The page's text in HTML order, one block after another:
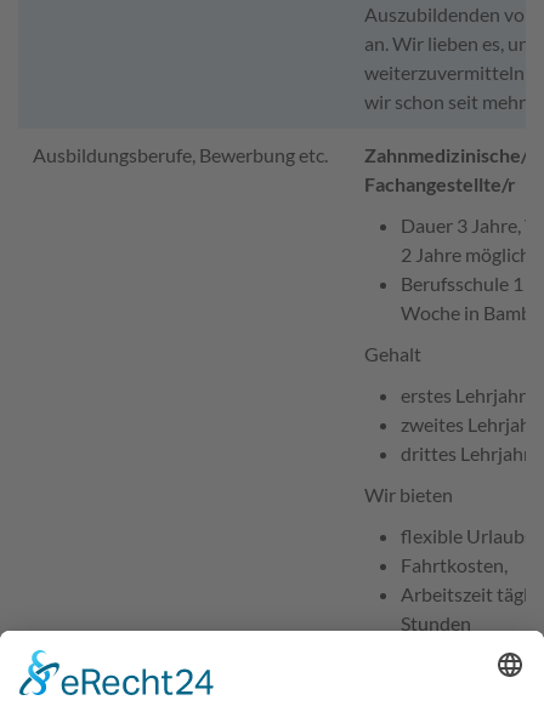
Auszubildenden
an. Wir lieben es,
weiterzuvermitteln
wir schon seit mehr
Ausbildungsberufe, Bewerbung etc.
Zahnmedizinische/r
Fachangestellte/r
Dauer 3 Jahre,
2 Jahre möglich
Berufsschule 1
Woche in
Gehalt
erstes Lehrjahr
zweites Lehrjahr
drittes Lehrjahr
Wir bieten
flexible
Fahrtkosten,
Arbeitszeit
Stunden